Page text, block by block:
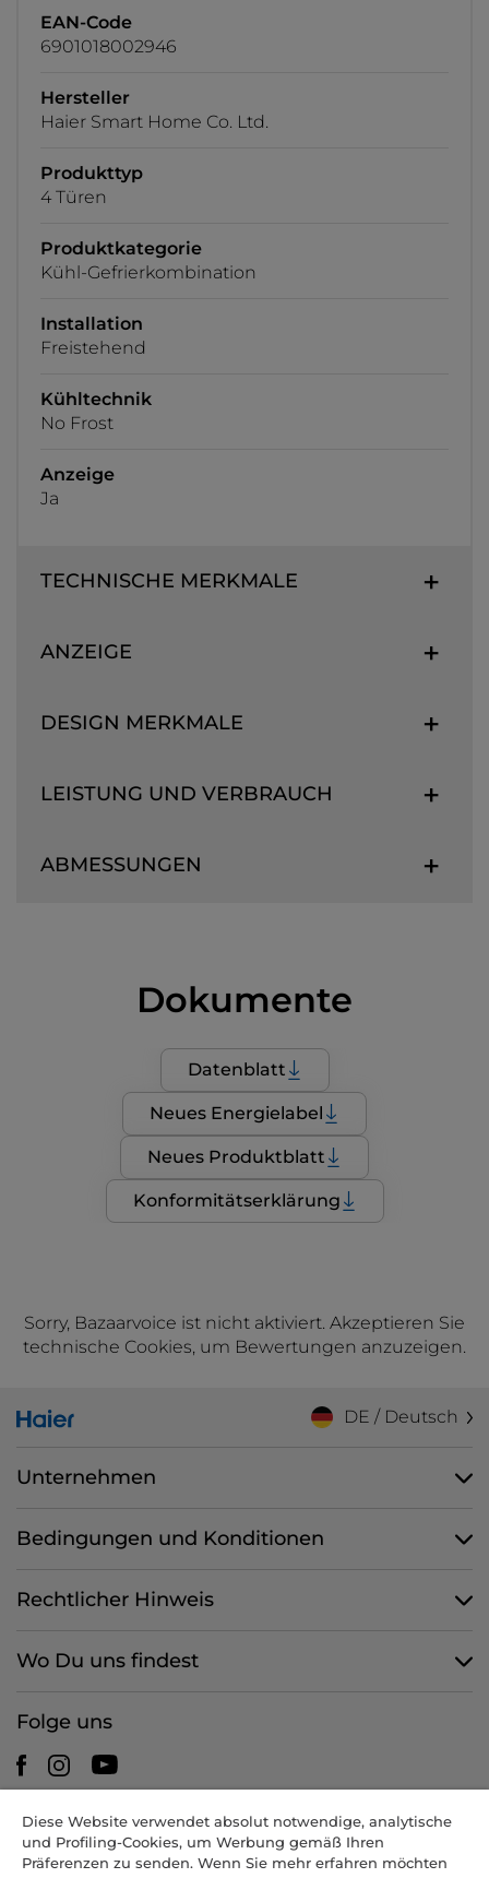
EAN-Code
6901018002946
Hersteller
Haier Smart Home Co. Ltd.
Produkttyp
4 Türen
Produktkategorie
Kühl-Gefrierkombination
Installation
Freistehend
Kühltechnik
No Frost
Anzeige
Ja
TECHNISCHE MERKMALE
ANZEIGE
DESIGN MERKMALE
LEISTUNG UND VERBRAUCH
ABMESSUNGEN
Dokumente
Datenblatt
Neues Energielabel
Neues Produktblatt
Konformitätserklärung
Sorry, Bazaarvoice ist nicht aktiviert. Akzeptieren Sie
technische Cookies, um Bewertungen anzuzeigen.
DE / Deutsch
Unternehmen
Bedingungen und Konditionen
Rechtlicher Hinweis
Wo Du uns findest
Folge uns
CANDY HOOVER GROUP S.r.I. - mit Alleingesellschafter -
RECHTSSITZ: Via Comolli 57 - 20861 Brugherio (MB) - Italien -
VERWALTUNGSSITZE: Via Privata Eden Fumagalli snc - 20861
Diese Website verwendet absolut notwendige, analytische
und Profiling-Cookies, um Werbung gemäß Ihren
Präferenzen zu senden. Wenn Sie mehr erfahren möchten